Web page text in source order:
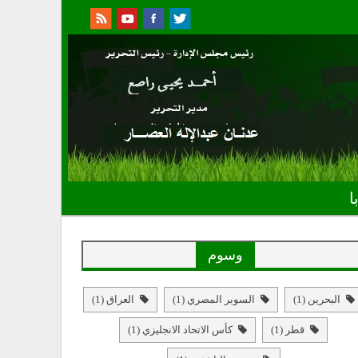
وسوم
البحرين (1) السوبر المصري (1) العراق (1)
قطر (1) كأس الاتحاد الانجليزي (1)